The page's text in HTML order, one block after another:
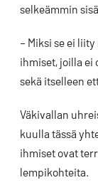
selkeämmin
– Miksi se ei
ihmiset, joilla ei
sekä itselleen
Väkivallan
kuulla tässä
ihmiset ovat
lempikohteita.